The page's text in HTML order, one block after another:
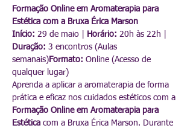
Formação Online em Aromaterapia para
Estética com a Bruxa Érica Marson
Início: 29 de maio | Horário: 20h às 22h |
Duração: 3 encontros (Aulas
semanais) Formato: Online (Acesso de
qualquer lugar)
Aprenda a aplicar a aromaterapia de forma
prática e eficaz nos cuidados estéticos com a
Formação Online em Aromaterapia para
Estética com a Bruxa Érica Marson. Durante